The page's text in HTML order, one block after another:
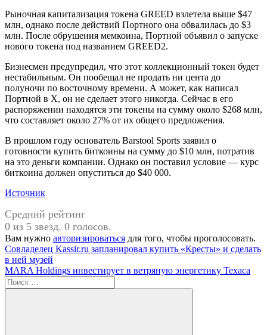
Рыночная капитализация токена GREED взлетела выше $47
млн, однако после действий Портного она обвалилась до $3
млн. После обрушения мемкоина, Портной объявил о запуске
нового токена под названием GREED2.
Бизнесмен предупредил, что этот коллекционный токен будет
нестабильным. Он пообещал не продать ни цента до
полуночи по восточному времени. А может, как написал
Портной в Х, он не сделает этого никогда. Сейчас в его
распоряжении находятся эти токены на сумму около $268 млн,
что составляет около 27% от их общего предложения.
В прошлом году основатель Barstool Sports заявил о
готовности купить биткоины на сумму до $10 млн, потратив
на это деньги компании. Однако он поставил условие — курс
биткоина должен опуститься до $40 000.
Источник
Средний рейтинг
0 из 5 звезд. 0 голосов.
Вам нужно авторизироваться для того, чтобы проголосовать.
Навигация
по
записям
Предыдущая
запись:
Совладелец Kassir.ru запланировал купить «Кресты» и сделать
в ней музей
Следующая
запись:
MARA Holdings инвестирует в ветряную энергетику Техаса
Поиск
для: